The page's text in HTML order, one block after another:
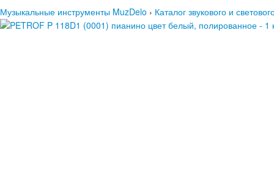
Музыкальные инструменты MuzDelo › Каталог звукового и